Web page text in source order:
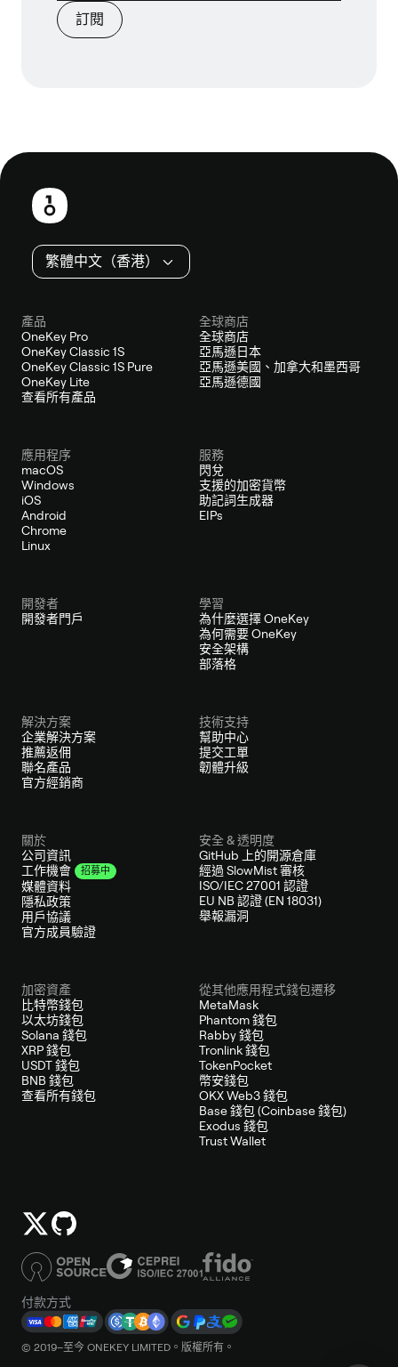
訂閱
頁
繁體中文（香港）
產品
OneKey Pro
OneKey Classic 1S
OneKey Classic 1S Pure
OneKey Lite
查看所有產品
全球商店
全球商店
亞馬遜日本
亞馬遜美國、加拿大和墨西哥
亞馬遜德國
應用程序
macOS
Windows
iOS
Android
Chrome
Linux
服務
閃兌
支援的加密貨幣
助記詞生成器
EIPs
開發者
開發者門戶
學習
為什麼選擇 OneKey
為何需要 OneKey
安全架構
部落格
解決方案
企業解決方案
推薦返佣
聯名產品
官方經銷商
技術支持
幫助中心
提交工單
韌體升級
關於
公司資訊
工作機會
招募中
媒體資料
隱私政策
用戶協議
官方成員驗證
安全 & 透明度
GitHub 上的開源倉庫
經過 SlowMist 審核
ISO/IEC 27001 認證
EU NB 認證 (EN 18031)
舉報漏洞
加密資產
比特幣錢包
以太坊錢包
Solana 錢包
XRP 錢包
USDT 錢包
BNB 錢包
查看所有錢包
從其他應用程式錢包遷移
MetaMask
Phantom 錢包
Rabby 錢包
Tronlink 錢包
TokenPocket
幣安錢包
OKX Web3 錢包
Base 錢包 (Coinbase 錢包)
Exodus 錢包
Trust Wallet
付款方式
© 2019–至今 ONEKEY LIMITED。版權所有。